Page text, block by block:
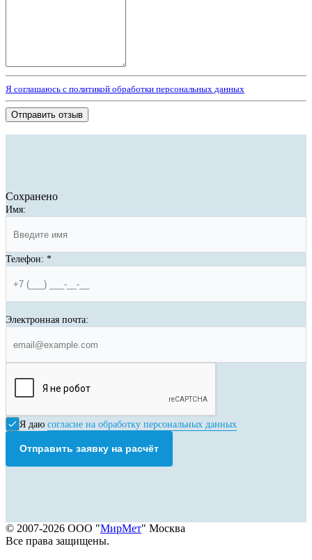
Я соглашаюсь с политикой обработки персональных данных
Отправить отзыв
Сохранено
Имя:
Телефон: *
Электронная почта:
Я даю согласие на обработку персональных данных
Отправить заявку на расчёт
© 2007-2026 ООО "МирМет" Москва
Все права защищены.